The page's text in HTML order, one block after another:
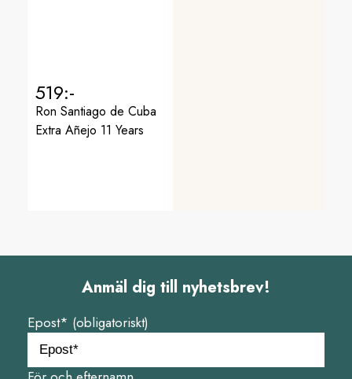
519:-
Ron Santiago de Cuba
Extra Añejo 11 Years
Anmäl dig till nyhetsbrev!
Epost* (obligatoriskt)